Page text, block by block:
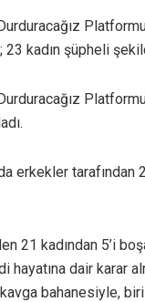
kadın şüpheli
erkekler
21 kadından 5’i
hayatına dair karar
bahanesiyle,